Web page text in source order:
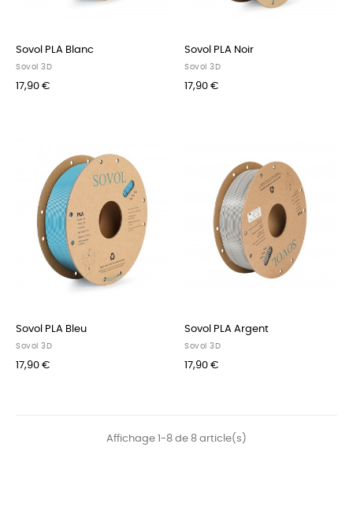
Sovol PLA Blanc
Sovol 3D
17,90 €
Sovol PLA Noir
Sovol 3D
17,90 €
Sovol PLA Bleu
Sovol 3D
17,90 €
Sovol PLA Argent
Sovol 3D
17,90 €
Affichage 1-8 de 8 article(s)